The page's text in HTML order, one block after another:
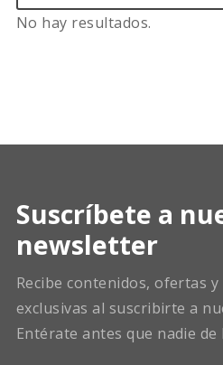
No hay resultados.
Suscríbete a
newsletter
Recibe contenidos, ofertas
exclusivas al suscribirte a
Entérate antes que nadie